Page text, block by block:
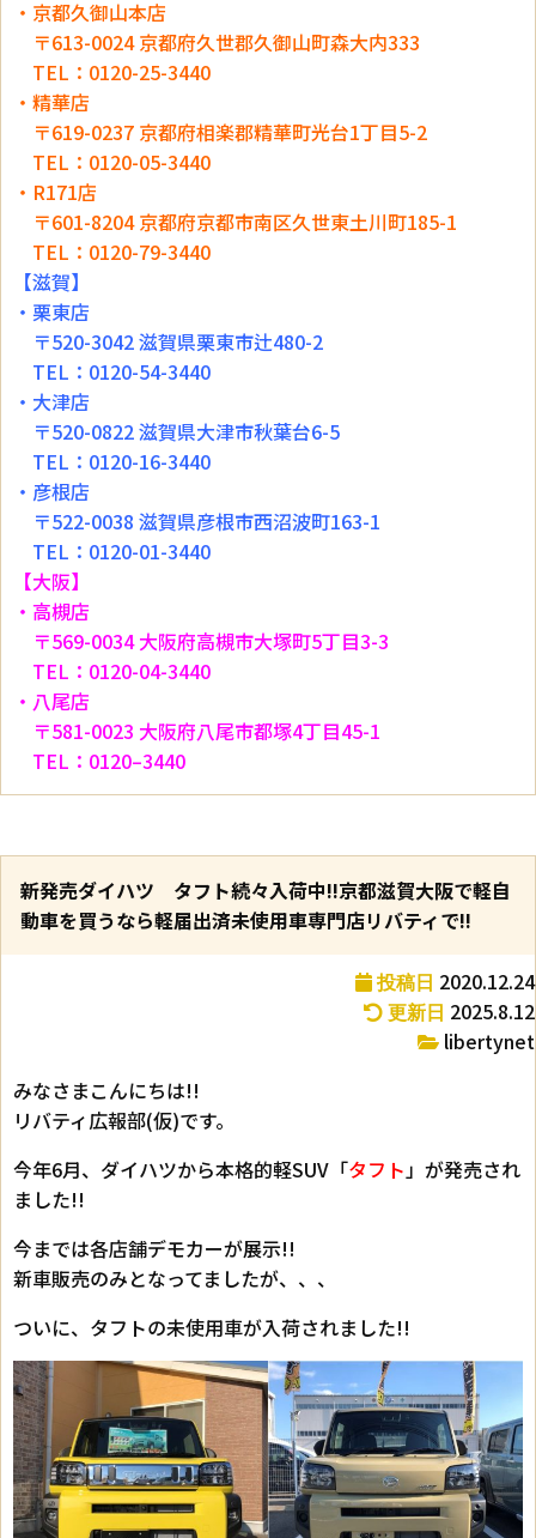
・京都久御山本店
〒613-0024 京都府久世郡久御山町森大内333
TEL：0120-25-3440
・精華店
〒619-0237 京都府相楽郡精華町光台1丁目5-2
TEL：0120-05-3440
・R171店
〒601-8204 京都府京都市南区久世東土川町185-1
TEL：0120-79-3440
【滋賀】
・栗東店
〒520-3042 滋賀県栗東市辻480-2
TEL：0120-54-3440
・大津店
〒520-0822 滋賀県大津市秋葉台6-5
TEL：0120-16-3440
・彦根店
〒522-0038 滋賀県彦根市西沼波町163-1
TEL：0120-01-3440
【大阪】
・高槻店
〒569-0034 大阪府高槻市大塚町5丁目3-3
TEL：0120-04-3440
・八尾店
〒581-0023 大阪府八尾市都塚4丁目45-1
TEL：0120–3440
新発売ダイハツ タフト続々入荷中!!京都滋賀大阪で軽自
動車を買うなら軽届出済未使用車専門店リバティで!!
投稿日 2020.12.24
更新日 2025.8.12
libertynet
みなさまこんにちは!!
リバティ広報部(仮)です。
今年6月、ダイハツから本格的軽SUV「タフト」が発売され
ました!!
今までは各店舗デモカーが展示!!
新車販売のみとなってましたが、、、
ついに、タフトの未使用車が入荷されました!!